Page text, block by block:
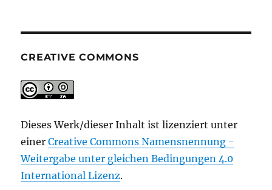
CREATIVE COMMONS
Dieses Werk/dieser Inhalt ist lizenziert unter
einerCreative Commons Namensnennung -
Weitergabe unter gleichen Bedingungen 4.0
International Lizenz.